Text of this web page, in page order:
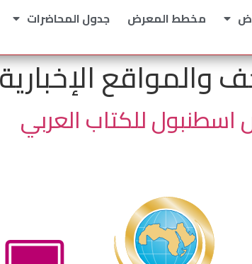
مخطط المعرض جدول المحاضرات
والمواقع الإخبارية
للكتاب العربي